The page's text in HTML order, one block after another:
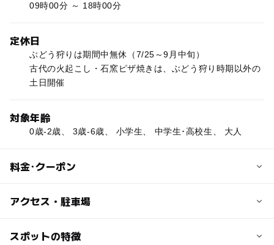
09時00分 ～ 18時00分
定休日
ぶどう狩りは期間中無休（7/25～9月中旬）
古代の火起こし・石窯ピザ焼きは、ぶどう狩り時期以外の
土日開催
対象年齢
0歳-2歳、 3歳-6歳、 小学生、 中学生･高校生、 大人
料金･クーポン
子供の料金
石窯ピザ焼き一枚1000円
アクセス・駐車場
交通アクセス
スポットの特徴